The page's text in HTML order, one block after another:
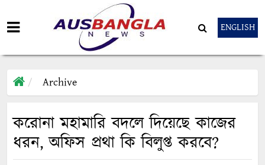
ENGLISH
Archive
করোনা মহামারি বদলে দিয়েছে কাজের
ধরন, অফিস প্রথা কি বিলুপ্ত করবে?